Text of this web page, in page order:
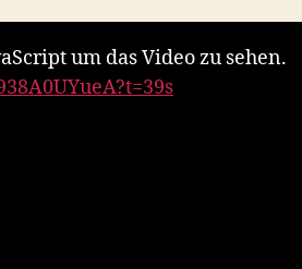
um das Video zu sehen.